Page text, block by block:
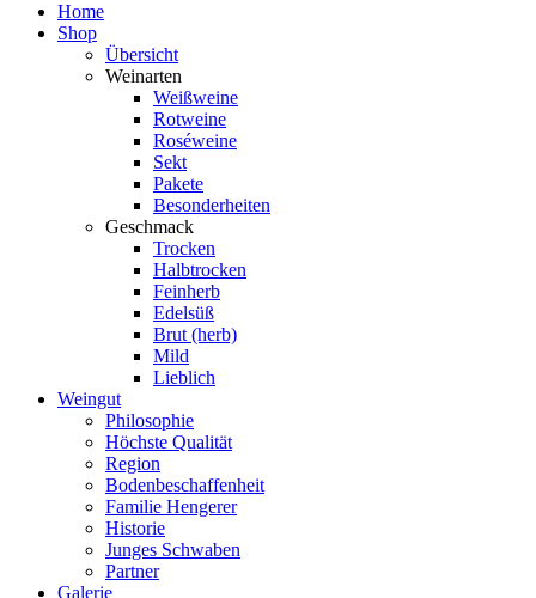
Home
Shop
Übersicht
Weinarten
Weißweine
Rotweine
Roséweine
Sekt
Pakete
Besonderheiten
Geschmack
Trocken
Halbtrocken
Feinherb
Edelsüß
Brut (herb)
Mild
Lieblich
Weingut
Philosophie
Höchste Qualität
Region
Bodenbeschaffenheit
Familie Hengerer
Historie
Junges Schwaben
Partner
Galerie